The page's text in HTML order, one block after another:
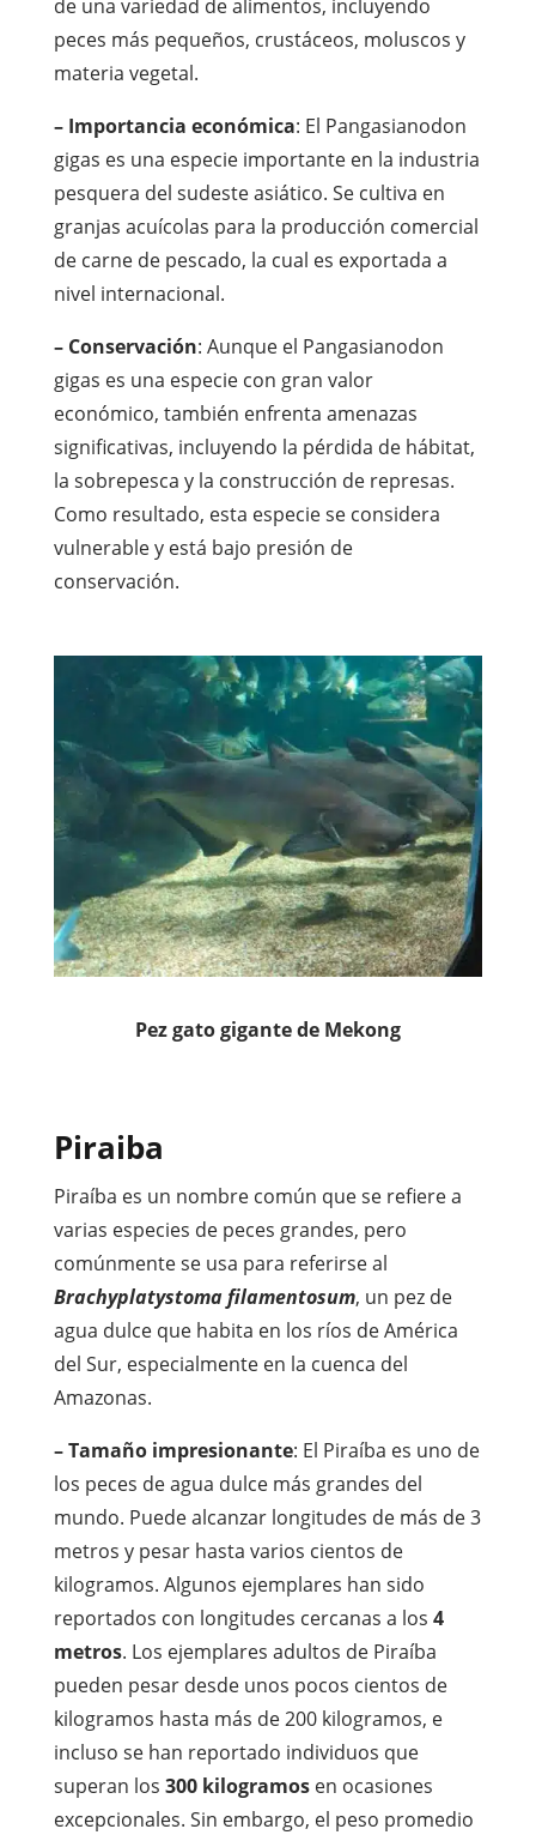
de una variedad de alimentos, incluyendo
peces más pequeños, crustáceos, moluscos y
materia vegetal.
– Importancia económica: El Pangasianodon
gigas es una especie importante en la industria
pesquera del sudeste asiático. Se cultiva en
granjas acuícolas para la producción comercial
de carne de pescado, la cual es exportada a
nivel internacional.
– Conservación: Aunque el Pangasianodon
gigas es una especie con gran valor
económico, también enfrenta amenazas
significativas, incluyendo la pérdida de hábitat,
la sobrepesca y la construcción de represas.
Como resultado, esta especie se considera
vulnerable y está bajo presión de
conservación.
Pez gato gigante de Mekong
Piraiba
Piraíba es un nombre común que se refiere a
varias especies de peces grandes, pero
comúnmente se usa para referirse al
Brachyplatystoma filamentosum, un pez de
agua dulce que habita en los ríos de América
del Sur, especialmente en la cuenca del
Amazonas.
– Tamaño impresionante: El Piraíba es uno de
los peces de agua dulce más grandes del
mundo. Puede alcanzar longitudes de más de 3
metros y pesar hasta varios cientos de
kilogramos. Algunos ejemplares han sido
reportados con longitudes cercanas a los 4
metros. Los ejemplares adultos de Piraíba
pueden pesar desde unos pocos cientos de
kilogramos hasta más de 200 kilogramos, e
incluso se han reportado individuos que
superan los 300 kilogramosen ocasiones
excepcionales. Sin embargo, el peso promedio